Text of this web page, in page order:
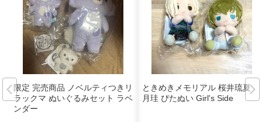
限定 完売商品 ノベルティつきリ
ラックマ ぬいぐるみセット ラベ
ンダー
ときめきメモリアル 桜井琉夏 葉
月珪 ぴたぬい Girl's Side